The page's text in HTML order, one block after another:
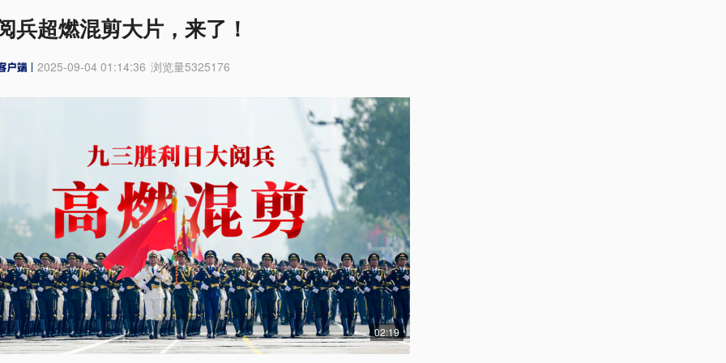
兵超燃混剪大片，来了！
2025-09-04 01:14:36 浏览量5325176
02:19